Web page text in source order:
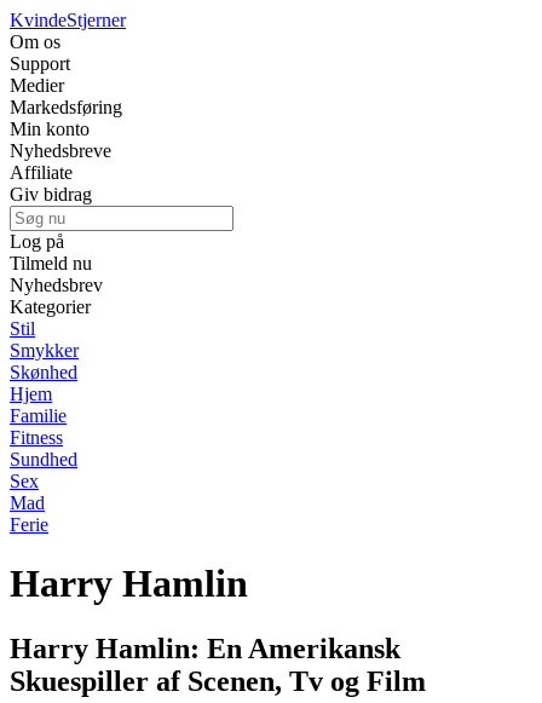
KvindeStjerner
Om os
Support
Medier
Markedsføring
Min konto
Nyhedsbreve
Affiliate
Giv bidrag
Log på
Tilmeld nu
Nyhedsbrev
Kategorier
Stil
Smykker
Skønhed
Hjem
Familie
Fitness
Sundhed
Sex
Mad
Ferie
Harry Hamlin
Harry Hamlin: En Amerikansk
Skuespiller af Scenen, Tv og Film